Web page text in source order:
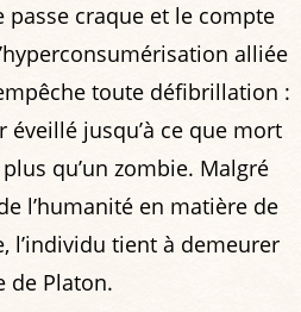
passe craque et le compte
alliée
toute défibrillation :
jusqu’à ce que mort
plus qu’un zombie. Malgré
l’humanité en matière de
l’individu tient à demeurer
de Platon.